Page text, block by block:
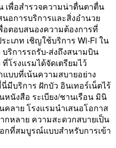
อสำรวจความน่าตื่นตาตื่น
อการบริการและสิ่งอำนวย
อตอบสนองความต้องการที่
เภท เชิญใช้บริการ Wi-Fi ใน
ริการรถรับ-ส่งถึงสนามบิน
โรงแรมได้จัดเตรียมไว้
บบที่เน้นความสบายอย่าง
บริการ ฝักบัว อินเทอร์เน็ตไร้
หนังสือ ระเบียง/ชานเรือน มินิ
ลาย โรงแรมนำเสนอโอกาส
หลาย ความสะดวกสบายเป็น
กที่สมบูรณ์แบบสำหรับการเข้า